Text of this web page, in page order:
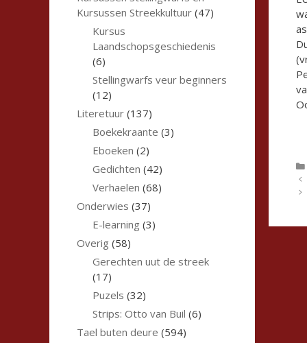
Kursussen Streekkultuur (47)
Kursus
Laandschopsgeschiedenis
(6)
Stellingwarfs veur beginners
(12)
Literetuur (137)
Boekekraante (3)
Eboeken (2)
Gedichten (42)
Verhaelen (68)
Onderwies (37)
E-learning (3)
Overig (58)
Gerechten uut de streek
(17)
Puzels (32)
Strips: Otto van Buil (6)
Tael buten deure (594)